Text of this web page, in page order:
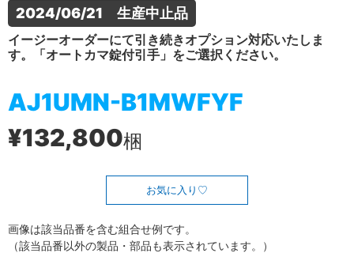
2024/06/21　生産中止品
イージーオーダーにて引き続きオプション対応いたしま
す。「オートカマ錠付引手」をご選択ください。
AJ1UMN-B1MWFYF
¥132,800梱
お気に入り
画像は該当品番を含む組合せ例です。
（該当品番以外の製品・部品も表示されています。）